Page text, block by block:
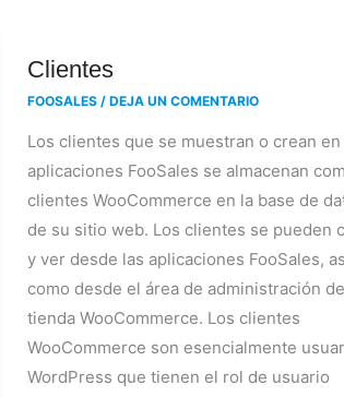
Clientes
FOOSALES / DEJA UN COMENTARIO
Los clientes que se muestran o crean en
aplicaciones FooSales se almacenan
clientes WooCommerce en la base de
de su sitio web. Los clientes se pueden
y ver desde las aplicaciones FooSales,
como desde el área de administración
tienda WooCommerce. Los clientes
WooCommerce son esencialmente
WordPress que tienen el rol de usuario
Clientes